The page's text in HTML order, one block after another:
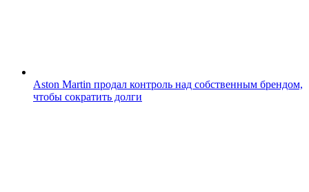
Aston Martin продал контроль над собственным брендом,
чтобы сократить долги